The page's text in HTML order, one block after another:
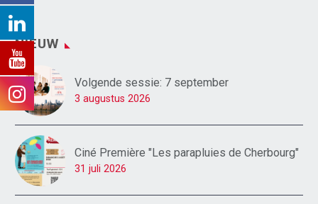
NIEUW
Volgende sessie: 7 september
3 augustus 2026
Ciné Première "Les parapluies de Cherbourg"
31 juli 2026